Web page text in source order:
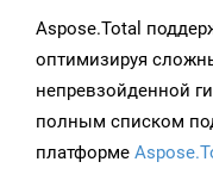
Aspose.Total
оптимизируя
непревзойденной
полным списком
платформе